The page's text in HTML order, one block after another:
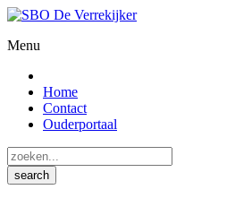
Menu
Home
Contact
Ouderportaal